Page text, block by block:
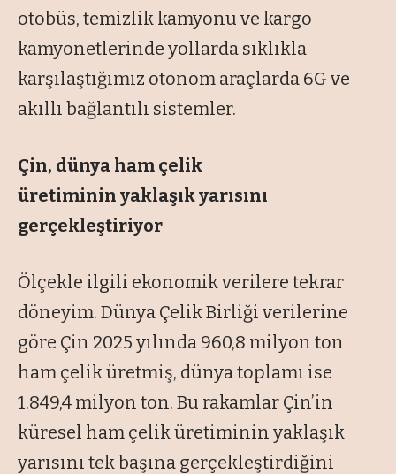
otobüs, temizlik kamyonu ve kargo
kamyonetlerinde yollarda sıklıkla
karşılaştığımız otonom araçlarda 6G ve
akıllı bağlantılı sistemler.
Çin, dünya ham çelik
üretiminin yaklaşık yarısını
gerçekleştiriyor
Ölçekle ilgili ekonomik verilere tekrar
döneyim. Dünya Çelik Birliği verilerine
göre Çin 2025 yılında 960,8 milyon ton
ham çelik üretmiş, dünya toplamı ise
1.849,4 milyon ton. Bu rakamlar Çin’in
küresel ham çelik üretiminin yaklaşık
yarısını tek başına gerçekleştirdiğini